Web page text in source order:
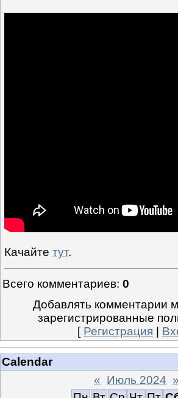
Качайте тут.
Всего комментариев: 0
Добавлять комментарии
зарегистрированные
[ Регистрация
Calendar
« Июль 2024 »